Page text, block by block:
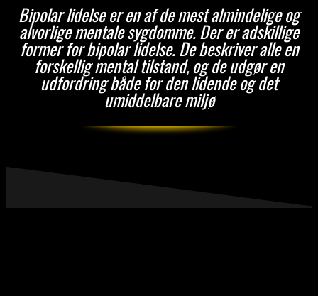
Bipolar lidelse er en af de mest almindelige og
alvorlige mentale sygdomme. Der er adskillige
former for bipolar lidelse. De beskriver alle en
forskellig mental tilstand, og de udgør en
udfordring både for den lidende og det
umiddelbare miljø